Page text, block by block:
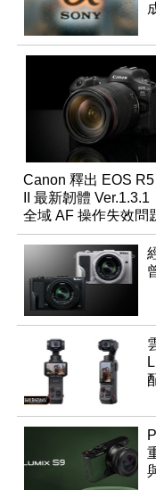
Canon 釋出 EOS
II 最新韌體 Ver.1.3.1
全域 AF 操作失效問